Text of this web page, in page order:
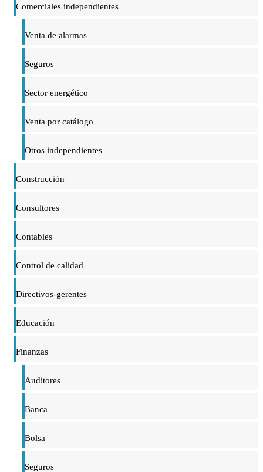
Comerciales independientes
Venta de alarmas
Seguros
Sector energético
Venta por catálogo
Otros independientes
Construcción
Consultores
Contables
Control de calidad
Directivos-gerentes
Educación
Finanzas
Auditores
Banca
Bolsa
Seguros